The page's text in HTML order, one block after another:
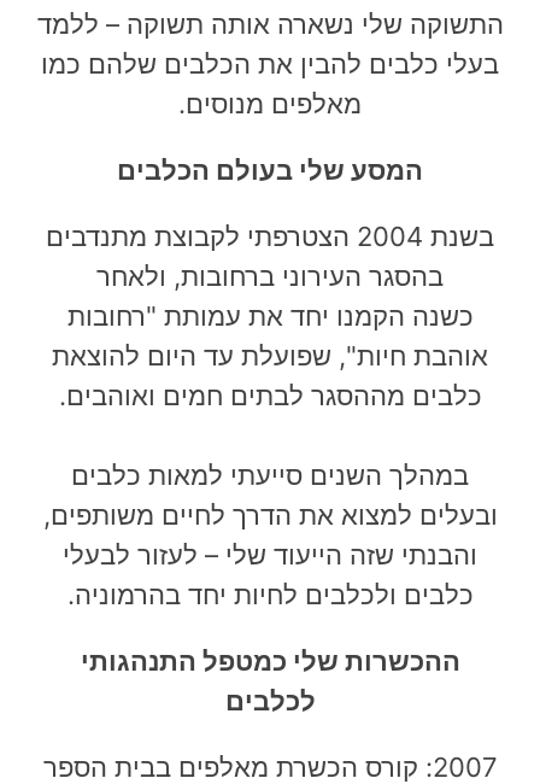
התשוקה שלי נשארה אותה תשוקה – ללמד
בעלי כלבים להבין את הכלבים שלהם כמו
מאלפים מנוסים.
המסע שלי בעולם הכלבים
בשנת 2004 הצטרפתי לקבוצת מתנדבים
בהסגר העירוני ברחובות, ולאחר
כשנה הקמנו יחד את עמותת "רחובות
אוהבת חיות", שפועלת עד היום להוצאת
כלבים מההסגר לבתים חמים ואוהבים.
במהלך השנים סייעתי למאות כלבים
ובעלים למצוא את הדרך לחיים משותפים,
והבנתי שזה הייעוד שלי – לעזור לבעלי
כלבים ולכלבים לחיות יחד בהרמוניה.
ההכשרות שלי כמטפל התנהגותי
לכלבים
2007: קורס הכשרת מאלפים בבית הספר